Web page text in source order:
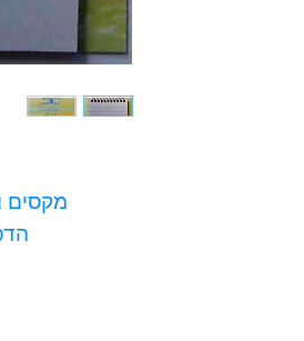
מקסים